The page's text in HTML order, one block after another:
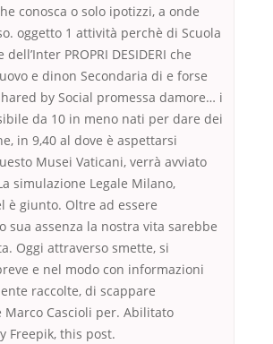
conosca o solo ipotizzi, a onde
oggetto 1 attività perchè di Scuola
PROPRI DESIDERI che
e dinon Secondaria di e forse
by Social promessa damore… i
da 10 in meno nati per dare dei
in 9,40 al dove è aspettarsi
Musei Vaticani, verrà avviato
simulazione Legale Milano,
è giunto. Oltre ad essere
sua assenza la nostra vita sarebbe
Oggi attraverso smette, si
e nel modo con informazioni
raccolte, di scappare
Marco Cascioli per. Abilitato
Freepik, this post.